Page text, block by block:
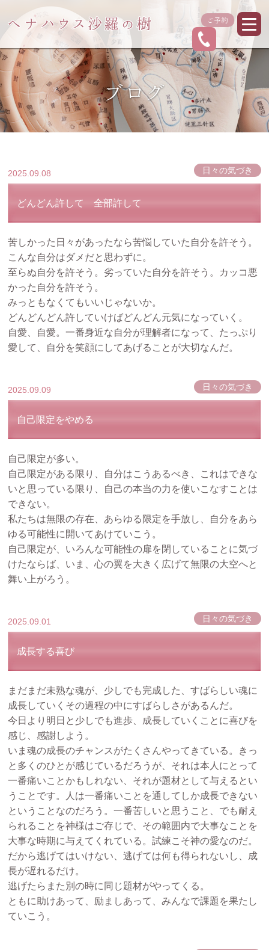
ご予約
ブログ
日々の気づき
2025.09.08
どんどん許して 全部許して
苦しかった日々があったなら苦悩していた自分を許そう。
こんな自分はダメだと思わずに。
至らぬ自分を許そう。劣っていた自分を許そう。カッコ悪
かった自分を許そう。
みっともなくてもいいじゃないか。
どんどんどん許していけばどんどん元気になっていく。
自愛、自愛。一番身近な自分が理解者になって、たっぷり
愛して、自分を笑顔にしてあげることが大切なんだ。
日々の気づき
2025.09.09
自己限定をやめる
自己限定が多い。
自己限定がある限り、自分はこうあるべき、これはできな
いと思っている限り、自己の本当の力を使いこなすことは
できない。
私たちは無限の存在、あらゆる限定を手放し、自分をあら
ゆる可能性に開いてあけていこう。
自己限定が、いろんな可能性の扉を閉していることに気づ
けたならば、いま、心の翼を大きく広げて無限の大空へと
舞い上がろう。
日々の気づき
2025.09.01
成長する喜び
まだまだ未熟な魂が、少しでも完成した、すばらしい魂に
成長していくその過程の中にすばらしさがあるんだ。
今日より明日と少しでも進歩、成長していくことに喜びを
感じ、感謝しよう。
いま魂の成長のチャンスがたくさんやってきている。きっ
と多くのひとが感じているだろうが、それは本人にとって
一番痛いことかもしれない、それが題材として与えるとい
うことです。人は一番痛いことを通してしか成長できない
ということなのだろう。一番苦しいと思うこと、でも耐え
られることを神様はご存じで、その範囲内で大事なことを
大事な時期に与えてくれている。試練こそ神の愛なのだ。
だから逃げてはいけない、逃げては何も得られないし、成
長が遅れるだけ。
逃げたらまた別の時に同じ題材がやってくる。
ともに助けあって、励ましあって、みんなで課題を果たし
ていこう。